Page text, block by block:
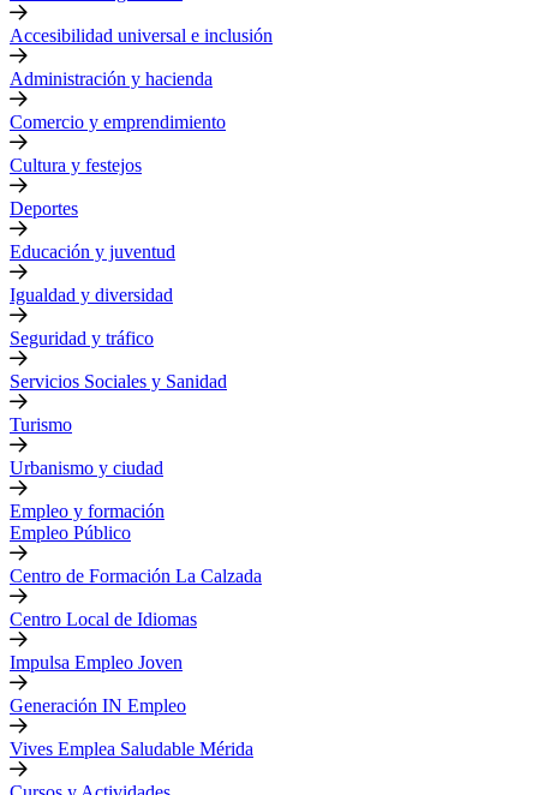
Accesibilidad universal e inclusión
Administración y hacienda
Comercio y emprendimiento
Cultura y festejos
Deportes
Educación y juventud
Igualdad y diversidad
Seguridad y tráfico
Servicios Sociales y Sanidad
Turismo
Urbanismo y ciudad
Empleo y formación
Empleo Público
Centro de Formación La Calzada
Centro Local de Idiomas
Impulsa Empleo Joven
Generación IN Empleo
Vives Emplea Saludable Mérida